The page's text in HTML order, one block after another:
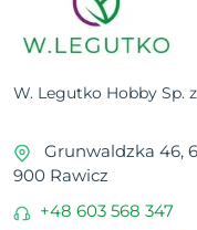
W. Legutko Hobby Sp.
Grunwaldzka 46,
900 Rawicz
+48 603 568 347